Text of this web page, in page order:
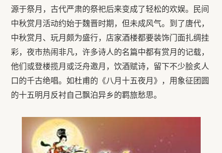
源于祭月，古代严肃的祭祀后来变成了轻松的欢娱。民间
中秋赏月活动约始于魏晋时期，但未成风气。到了唐代，
中秋赏月、玩月颇为盛行，店家酒楼都要装饰门面扎绸挂
彩，夜市热闹非凡，许多诗人的名篇中都有赏月的记载，
他们或登楼揽月或泛舟邀月，饮酒赋诗，留下不少脍炙人
口的千古绝唱。如杜甫的《八月十五夜月》，用象征团圆
的十五明月反衬自己飘泊异乡的羁旅愁思。